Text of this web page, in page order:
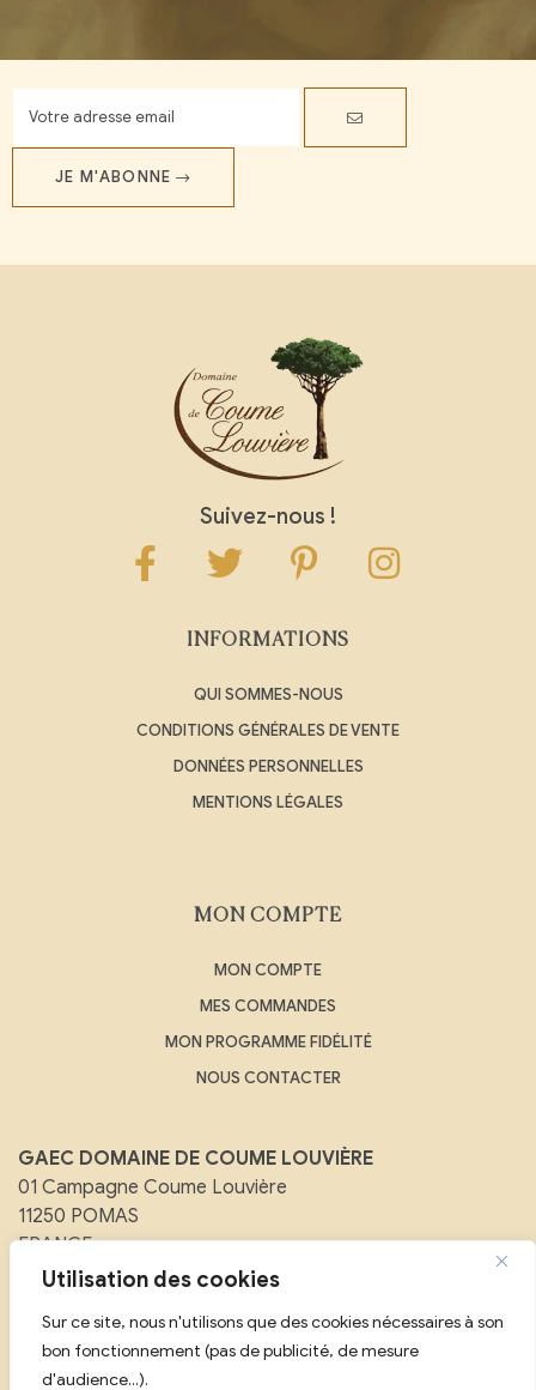
Utilisation des cookies
Sur ce site, nous n'utilisons que des cookies nécessaires à son
bon fonctionnement (pas de publicité, de mesure
d'audience...).
JE M'ABONNE
Suivez-nous !
INFORMATIONS
QUI SOMMES-NOUS
CONDITIONS GÉNÉRALES DE VENTE
DONNÉES PERSONNELLES
MENTIONS LÉGALES
MON COMPTE
MON COMPTE
MES COMMANDES
MON PROGRAMME FIDÉLITÉ
NOUS CONTACTER
GAEC DOMAINE DE COUME LOUVIÈRE
01 Campagne Coume Louvière
11250 POMAS
FRANCE
Email : contact@domainedecoumelouviere.com
Tél :
07 88 08 25 59